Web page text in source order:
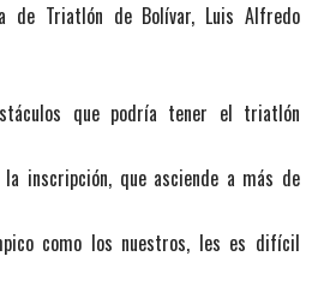
de Triatlón de Bolívar, Luis Alfredo
que podría tener el triatlón
inscripción, que asciende a más de
como los nuestros, les es difícil